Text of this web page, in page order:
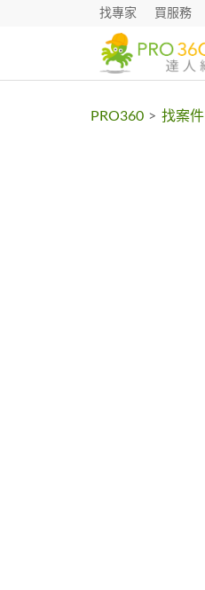
找專家 買服務
PRO360 > 找案件